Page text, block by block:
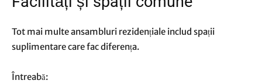
Tot mai multe ansambluri rezidențiale includ spații
suplimentare care fac diferența.
Întreabă: